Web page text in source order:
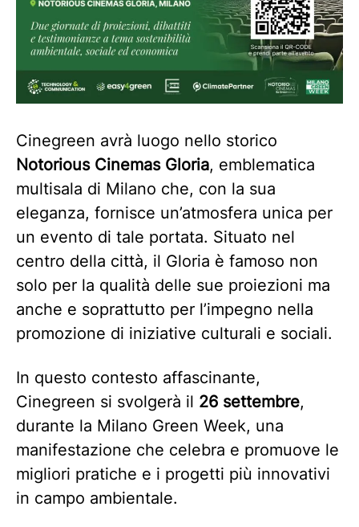
Cinegreen avrà luogo nello storico
Notorious Cinemas Gloria, emblematica
multisala di Milano che, con la sua
eleganza, fornisce un’atmosfera unica per
un evento di tale portata. Situato nel
centro della città, il Gloria è famoso non
solo per la qualità delle sue proiezioni ma
anche e soprattutto per l’impegno nella
promozione di iniziative culturali e sociali.
In questo contesto affascinante,
Cinegreen si svolgerà il 26 settembre,
durante la Milano Green Week, una
manifestazione che celebra e promuove le
migliori pratiche e i progetti più innovativi
in campo ambientale.